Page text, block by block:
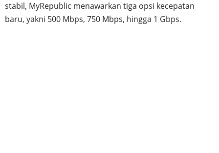
stabil, MyRepublic menawarkan tiga opsi kecepatan
baru, yakni 500 Mbps, 750 Mbps, hingga 1 Gbps.